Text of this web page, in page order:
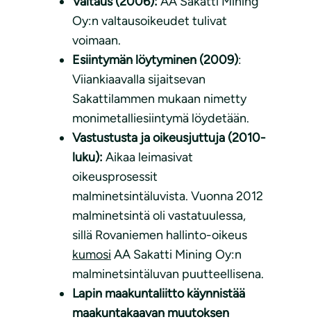
Oy:n valtausoikeudet tulivat
voimaan.
Esiintymän löytyminen (2009):
Viiankiaavalla sijaitsevan
Sakattilammen mukaan nimetty
monimetalliesiintymä löydetään.
Vastustusta ja oikeusjuttuja (2010-
luku): Aikaa leimasivat
oikeusprosessit
malminetsintäluvista. Vuonna 2012
malminetsintä oli vastatuulessa,
sillä Rovaniemen hallinto-oikeus
kumosi AA Sakatti Mining Oy:n
malminetsintäluvan puutteellisena.
Lapin maakuntaliitto käynnistää
maakuntakaavan muutoksen